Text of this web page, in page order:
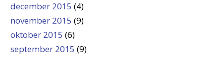
december 2015 (4)
november 2015 (9)
oktober 2015 (6)
september 2015 (9)